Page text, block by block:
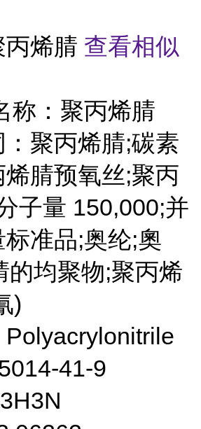
丙烯腈 查看相似
称：聚丙烯腈
聚丙烯腈;碳素
腈预氧丝;聚丙
子量 150,000;并
准品;奥纶;奧
的均聚物;聚丙烯
)
41-9